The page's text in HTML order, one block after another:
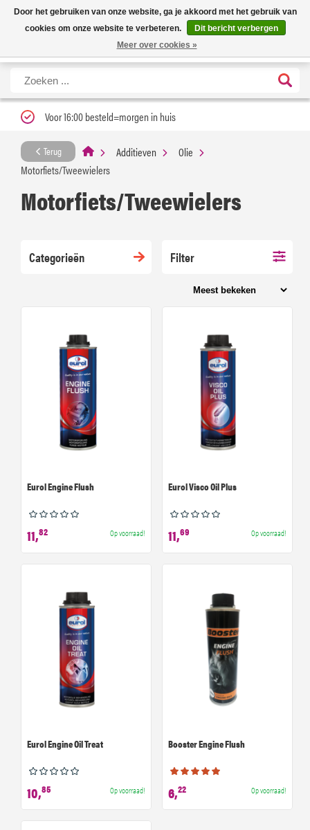
Nieuwe levertijd: 1 tot 3 werkdagen | Nu 25% korting op gehele assortiment
Carfume met kortingscode ''verfrissend''
X
Voor 16:00 besteld=morgen in huis
Terug Additieven
Olie
Motorfiets/Tweewielers
Motorfiets/Tweewielers
Categorieën Filter
Eurol Engine Flush
11,82 Op voorraad!
Eurol Visco Oil Plus
11,69 Op voorraad!
Eurol Engine Oil Treat
10,85 Op voorraad!
Booster Engine Flush
6,22 Op voorraad!
Door het gebruiken van onze website, ga je akkoord met het gebruik van
cookies om onze website te verbeteren.
Dit bericht verbergen
Meer over cookies »